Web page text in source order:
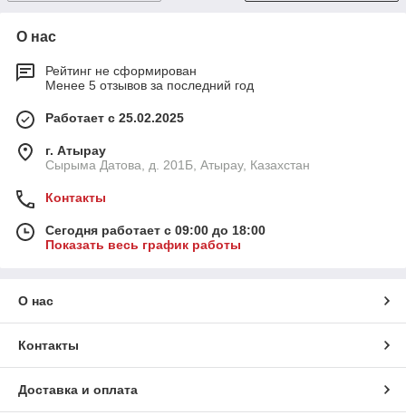
О нас
Рейтинг не сформирован
Менее 5 отзывов за последний год
Работает с 25.02.2025
г. Атырау
Сырыма Датова, д. 201Б, Атырау, Казахстан
Контакты
Сегодня работает с 09:00 до 18:00
Показать весь график работы
О нас
Контакты
Доставка и оплата